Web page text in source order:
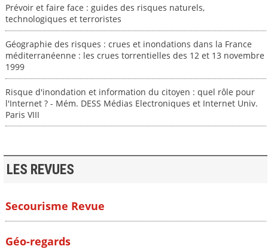
Prévoir et faire face : guides des risques naturels,
technologiques et terroristes
Géographie des risques : crues et inondations dans la France
méditerranéenne : les crues torrentielles des 12 et 13 novembre
1999
Risque d'inondation et information du citoyen : quel rôle pour
l'Internet ? - Mém. DESS Médias Electroniques et Internet Univ.
Paris VIII
LES REVUES
Secourisme Revue
Géo-regards